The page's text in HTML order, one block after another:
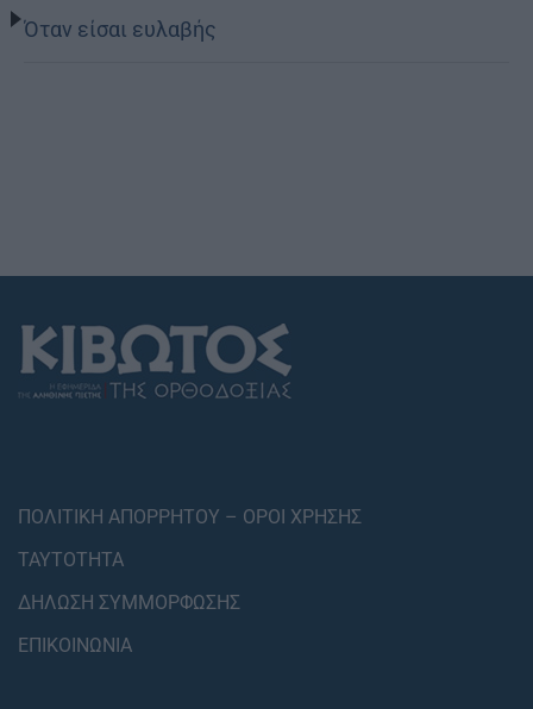
Όταν είσαι ευλαβής
ΠΟΛΙΤΙΚΗ ΑΠΟΡΡΗΤΟΥ – ΟΡΟΙ ΧΡΗΣΗΣ
ΤΑΥΤΟΤΗΤΑ
ΔΗΛΩΣΗ ΣΥΜΜΟΡΦΩΣΗΣ
ΕΠΙΚΟΙΝΩΝΙΑ